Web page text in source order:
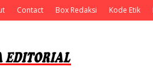
Contact Box Redaksi Kode Etik